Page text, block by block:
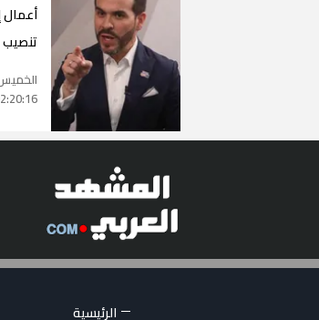
أعمال
تنصيب
الرئيسية